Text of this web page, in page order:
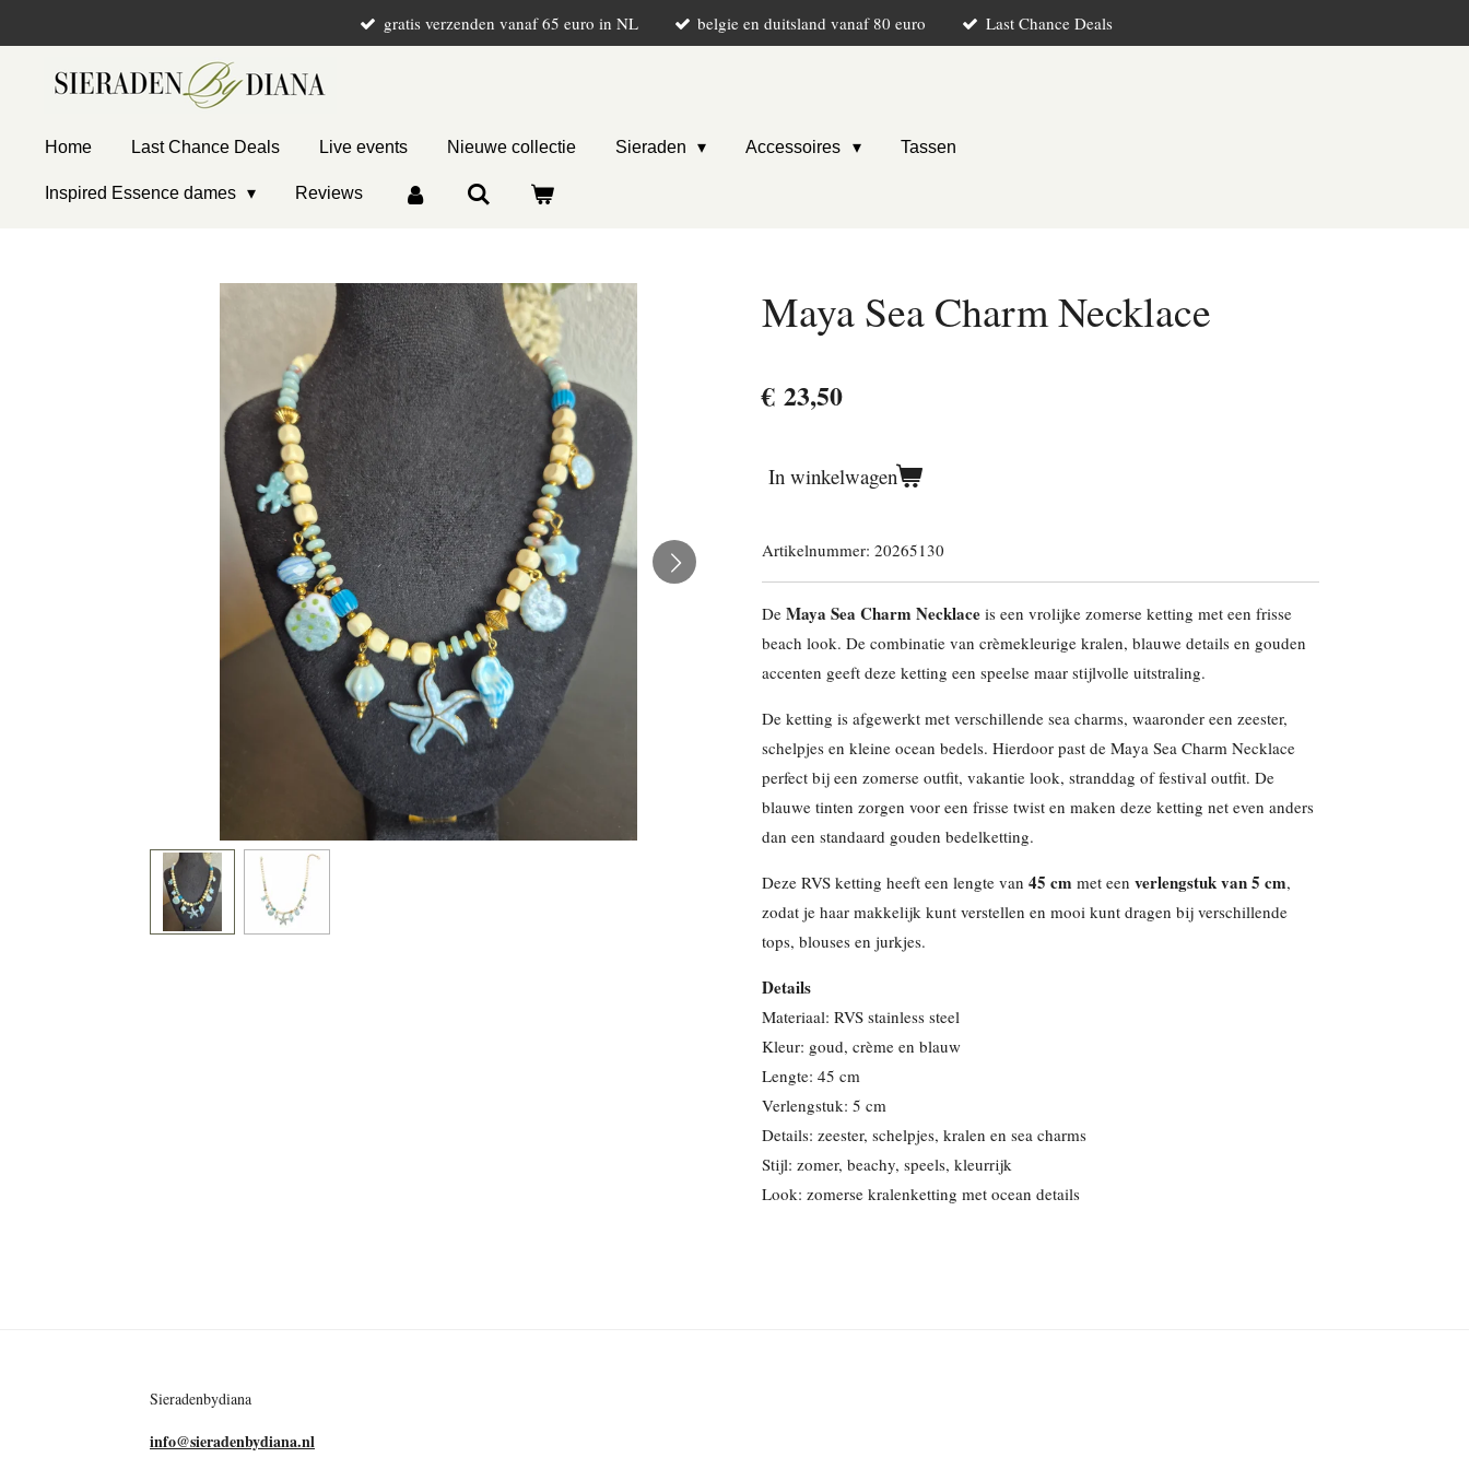
hoofdinhoud
gratis verzenden vanaf 65 euro in NL belgie en duitsland vanaf 80 euro Last Chance Deals
Home Last Chance Deals Live events Nieuwe collectie Sieraden Accessoires Tassen
Inspired Essence dames Reviews
Maya Sea Charm Necklace
€ 23,50
In winkelwagen
Artikelnummer: 20265130
De Maya Sea Charm Necklace is een vrolijke zomerse ketting met een frisse
beach look. De combinatie van crèmekleurige kralen, blauwe details en gouden
accenten geeft deze ketting een speelse maar stijlvolle uitstraling.
De ketting is afgewerkt met verschillende sea charms, waaronder een zeester,
schelpjes en kleine ocean bedels. Hierdoor past de Maya Sea Charm Necklace
perfect bij een zomerse outfit, vakantie look, stranddag of festival outfit. De
blauwe tinten zorgen voor een frisse twist en maken deze ketting net even anders
dan een standaard gouden bedelketting.
Deze RVS ketting heeft een lengte van 45 cm met een verlengstuk van 5 cm,
zodat je haar makkelijk kunt verstellen en mooi kunt dragen bij verschillende
tops, blouses en jurkjes.
Details
Materiaal: RVS stainless steel
Kleur: goud, crème en blauw
Lengte: 45 cm
Verlengstuk: 5 cm
Details: zeester, schelpjes, kralen en sea charms
Stijl: zomer, beachy, speels, kleurrijk
Look: zomerse kralenketting met ocean details
Sieradenbydiana
info@sieradenbydiana.nl